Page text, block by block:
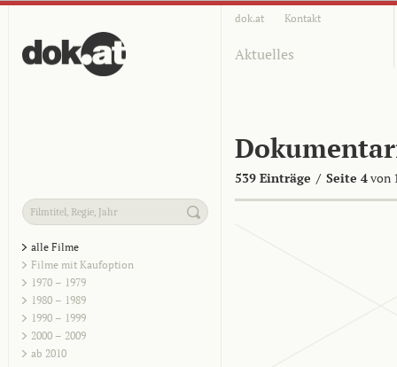
dok.at Kontakt
Aktuelles
539 Einträge / Seite 4von
alle Filme
Filme mit Kaufoption
1970 – 1979
1980 – 1989
1990 – 1999
2000 – 2009
ab 2010